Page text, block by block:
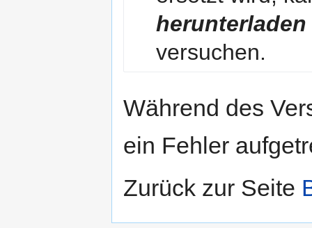
herunterladen
versuchen.
Während des
ein Fehler
Zurück zur Seite